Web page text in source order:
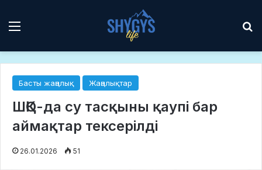
Мәзір
Басты жаңалық Жаңалықтар
ШҚО-да су тасқыны қаупі бар
аймақтар тексерілді
26.01.2026 51